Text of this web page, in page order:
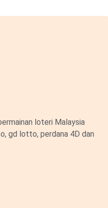
loteri Malaysia
gd lotto, perdana 4D dan